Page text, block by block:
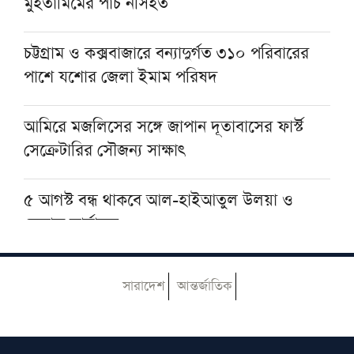
করে: মাহমুদুর রহমান মান্না
মোজতবা খামেনির ভিডিও প্রকাশ
চট্টগ্রাম ও কক্সবাজারে বন্যাদুর্গত ৩১০ পরিবারের
পাশে যশোর জেলা ইমাম পরিষদ
আমিরে মজলিসের সঙ্গে জাপান দূতাবাসের ফার্স্ট
সেক্রেটারির সৌজন্য সাক্ষাৎ
৫ আগস্ট বন্ধ থাকবে আল-হাইআতুল উলয়া ও
বেফাক কার্যালয়
হেজবুত তাওহীদ কেন ভ্রান্ত, কী তাদের আকিদা
সারাদেশ আন্তর্জাতিক